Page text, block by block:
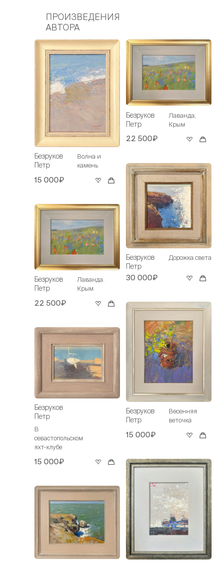
ПРОИЗВЕДЕНИЯ
АВТОРА
Безруков
Петр
Волна и
камень
15 000₽
Безруков
Петр
Лаванда.
Крым
22 500₽
Безруков
Петр
В
севастопольском
яхт-клубе
15 000₽
Безруков
Петр
Лаванда,
Крым
22 500₽
Безруков
Петр
Дорожка света
30 000₽
Безруков
Петр
Весенняя
веточка
15 000₽